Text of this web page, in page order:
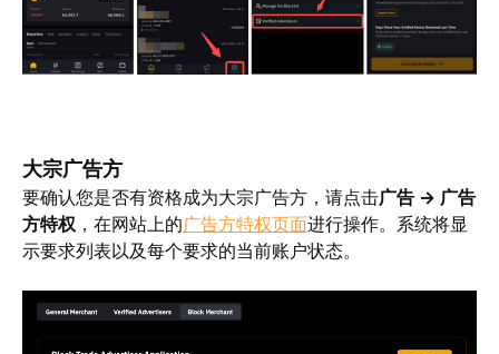
大宗广告方
要确认您是否有资格成为大宗广告方，请点击广告 → 广告
方特权 ，在网站上的广告方特权页面进行操作。系统将显
示要求列表以及每个要求的当前账户状态。